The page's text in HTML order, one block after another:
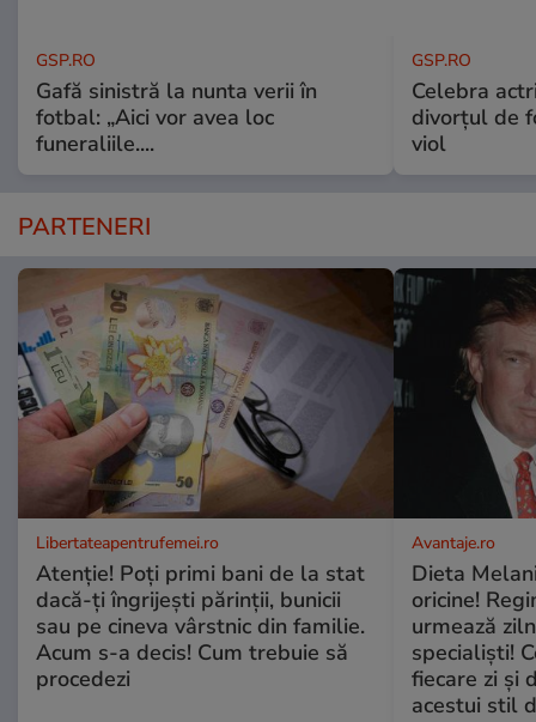
GSP.RO
Gafă sinistră la nunta verii în
fotbal: „Aici vor avea loc
funeraliile....
GSP.RO
Celebra
divorțul de
viol
PARTENERI
Libertateapentrufemei.ro
Atenție! Poți primi bani de la stat
dacă-ți îngrijești părinții, bunicii
sau pe cineva vârstnic din familie.
Acum s-a decis! Cum trebuie să
procedezi
Avantaje.ro
Dieta
oricine!
urmează
specialiști!
fiecare zi și
acestui stil